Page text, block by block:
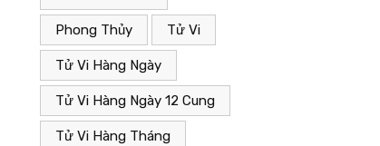
Phong Thủy Tử Vi
Tử Vi Hàng Ngày
Tử Vi Hàng Ngày 12 Cung
Tử Vi Hàng Tháng